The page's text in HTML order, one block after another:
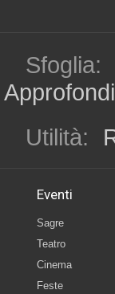
Sfoglia:
Utilità:
Eventi
Sagre
Teatro
Cinema
Feste